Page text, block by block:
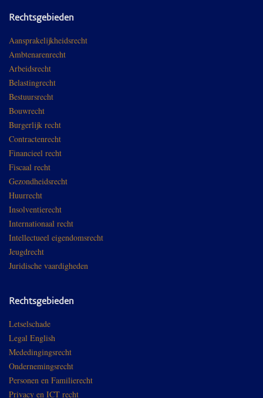
Rechtsgebieden
Aansprakelijkheidsrecht
Ambtenarenrecht
Arbeidsrecht
Belastingrecht
Bestuursrecht
Bouwrecht
Burgerlijk recht
Contractenrecht
Financieel recht
Fiscaal recht
Gezondheidsrecht
Huurrecht
Insolventierecht
Internationaal recht
Intellectueel eigendomsrecht
Jeugdrecht
Juridische vaardigheden
Rechtsgebieden
Letselschade
Legal English
Mededingingsrecht
Ondernemingsrecht
Personen en Familierecht
Privacy en ICT recht